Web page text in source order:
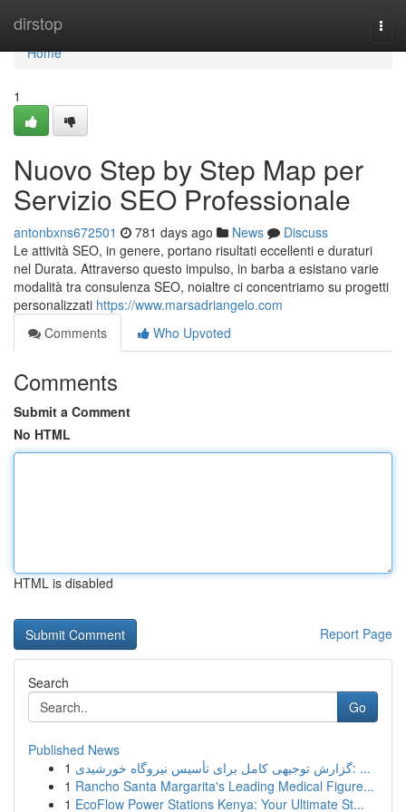
dirstop
Home
Home
1
Nuovo Step by Step Map per
Servizio SEO Professionale
antonbxns672501 781 days ago News
Discuss
Le attività SEO, in genere, portano risultati eccellenti e duraturi
nel Durata. Attraverso questo impulso, in barba a esistano varie
modalità tra consulenza SEO, noialtre ci concentriamo su progetti
personalizzati https://www.marsadriangelo.com
Comments
Who Upvoted
Comments
Submit a Comment
No HTML
HTML is disabled
Report Page
Search
Go
Published News
1
گزارش توجیهی کامل برای تأسیس نیروگاه خورشیدی: ...
1 Rancho Santa Margarita's Leading Medical Figure...
1 EcoFlow Power Stations Kenya: Your Ultimate St...